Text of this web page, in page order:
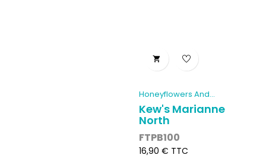

Honeyflowers And...
Kew's Marianne
North
FTPB100
Prix
16,90 € TTC